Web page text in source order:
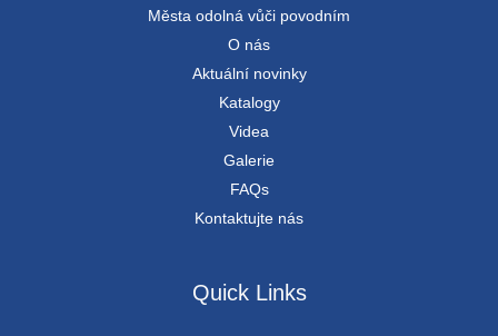
Města odolná vůči povodním
O nás
Aktuální novinky
Katalogy
Videa
Galerie
FAQs
Kontaktujte nás
Quick Links